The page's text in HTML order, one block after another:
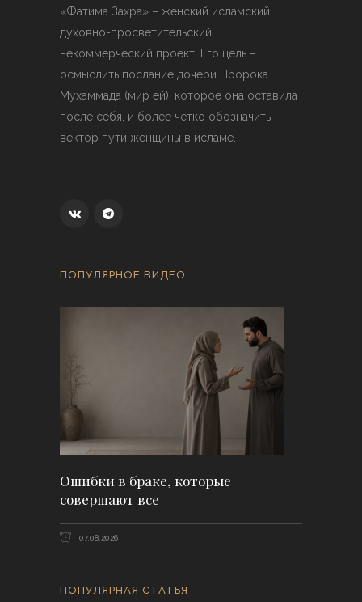
«Фатима Захра» – женский исламский
духовно-просветительский
некоммерческий проект. Его цель –
осмыслить послание дочери Пророка
Мухаммада (мир ей), которое она оставила
после себя, и более чётко обозначить
вектор пути женщины в исламе.
ПОПУЛЯРНОЕ ВИДЕО
Ошибки в браке, которые
совершают все
07.08.2026
ПОПУЛЯРНАЯ СТАТЬЯ